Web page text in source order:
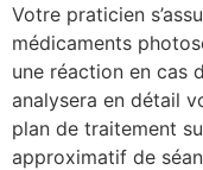
Votre praticien
médicaments
une réaction en cas
analysera en détail
plan de traitement
approximatif de